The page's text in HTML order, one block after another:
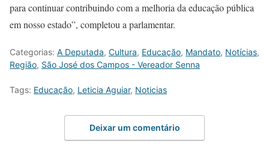
para continuar contribuindo com a melhoria da educação pública
em nosso estado”, completou a parlamentar.
Categorias: A Deputada, Cultura, Educação, Mandato, Notícias,
Região, São José dos Campos - Vereador Senna
Tags: Educação, Leticia Aguiar, Noticias
Deixar um comentário